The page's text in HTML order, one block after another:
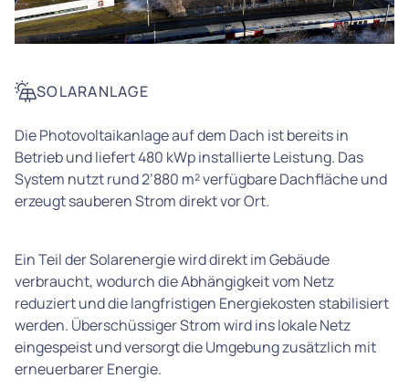
SOLARANLAGE
Die Photovoltaikanlage auf dem Dach ist bereits in
Betrieb und liefert 480 kWp installierte Leistung. Das
System nutzt rund 2’880 m² verfügbare Dachfläche und
erzeugt sauberen Strom direkt vor Ort.
Ein Teil der Solarenergie wird direkt im Gebäude
verbraucht, wodurch die Abhängigkeit vom Netz
reduziert und die langfristigen Energiekosten stabilisiert
werden. Überschüssiger Strom wird ins lokale Netz
eingespeist und versorgt die Umgebung zusätzlich mit
erneuerbarer Energie.